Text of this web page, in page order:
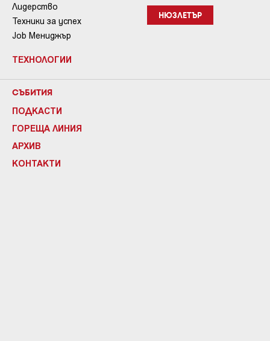
Лидерство
Техники за успех
Job Мениджър
ТЕХНОЛОГИИ
НЮЗЛЕТЪР
СЪБИТИЯ
ПОДКАСТИ
ГОРЕЩА ЛИНИЯ
АРХИВ
КОНТАКТИ